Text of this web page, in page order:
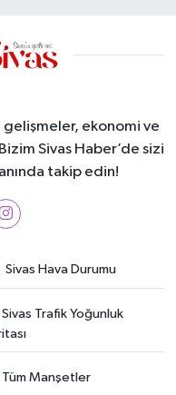
gelişmeler, ekonomi ve
Sivas Haber’de sizi
takip edin!
Sivas Hava Durumu
Sivas Trafik Yoğunluk
Tüm Manşetler